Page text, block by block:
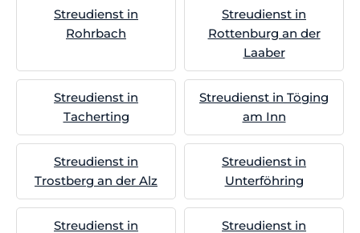
Streudienst in
Rohrbach
Streudienst in
Rottenburg an der
Laaber
Streudienst in
Tacherting
Streudienst in Töging
am Inn
Streudienst in
Trostberg an der Alz
Streudienst in
Unterföhring
Streudienst in
Streudienst in